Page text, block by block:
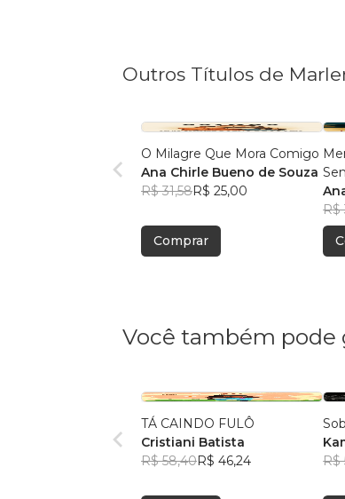
Outros Títulos de
O Milagre Que Mora Comigo
Ana Chirle Bueno de Souza
R$ 31,58R$ 25,00
Comprar
R$
Você também pode
TÁ CAINDO FULÔ
Cristiani Batista
R$ 58,40R$ 46,24
R$